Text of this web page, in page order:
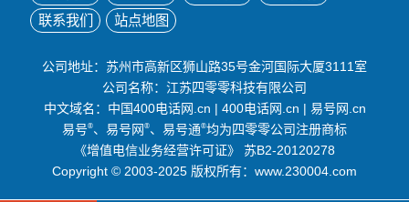
联系我们
站点地图
公司地址：苏州市高新区狮山路35号金河国际大厦3111室
公司名称：江苏四零零科技有限公司
中文域名： 中国400电话网.cn | 400电话网.cn | 易号网.cn
易号®、易号网 ®、易号通®均为四零零公司注册商标
《增值电信业务经营许可证》
苏B2-20120278
Copyright © 2003-2025 版权所有：www.230004.com